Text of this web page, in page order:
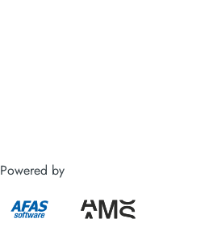
Powered by